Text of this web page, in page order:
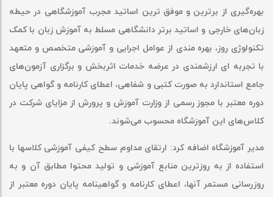
بهره‌گیری از برترین و موفق ترین اساتید مجرب آموزشگاهی در حیطه
زبان‌های خارجی و اساتید برتر دانشگاهی مسلط به آموزش زبان با کمک
تکنولوژی روز، بهره مندی از عوامل اجرایی و آموزشی متخصص و متعهد
با تجربه ای ارزشمندی در عرضه خدمات اثربخش و برگزاری آزمون‌های
جامع استاندارد به صورت کتبی و شفاهی، اعطای کارنامه و گواهی پایان
دوره معتبر با مجوز رسمی از وزارت آموزش و پرورش از مزایای شرکت در
کلاس‌های این آموزشگاه محسوب می‌شوند.
مدیر آموزشگاه اضافه کرد: ارتقای مداوم سطح کیفی آموزشی کلاسها با
استفاده از به روزترین منابع آموزشی و تولید محتوا مطابق آن و به
روزرسانی مستمر آنها، اعطای کارنامه و گواهینامه پایان دوره معتبر از